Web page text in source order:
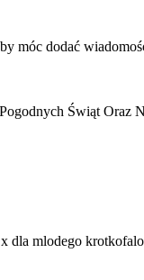
móc dodać
Świąt
mlodego